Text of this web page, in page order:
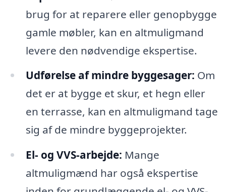
brug for at reparere eller genopbygge
gamle møbler, kan en altmuligmand
levere den nødvendige ekspertise.
Udførelse af mindre byggesager: Om
det er at bygge et skur, et hegn eller
en terrasse, kan en altmuligmand tage
sig af de mindre byggeprojekter.
El- og VVS-arbejde: Mange
altmuligmænd har også ekspertise